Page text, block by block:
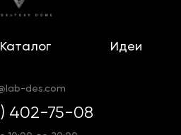
Каталог Идеи
des.com
402-75-08